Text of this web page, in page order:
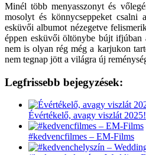
Minél több menyasszonyt és
mosolyt és könnycseppeket csalni
esküvői albumot nézegetve
éppen esküvői öltönybe bújt
nem is olyan rég még a karjukon
nem tegnap jött a világra új
Legfrissebb bejegyzések:
Évértékelő, avagy viszlát 2025!
#kedvencfilmes – EM-Films